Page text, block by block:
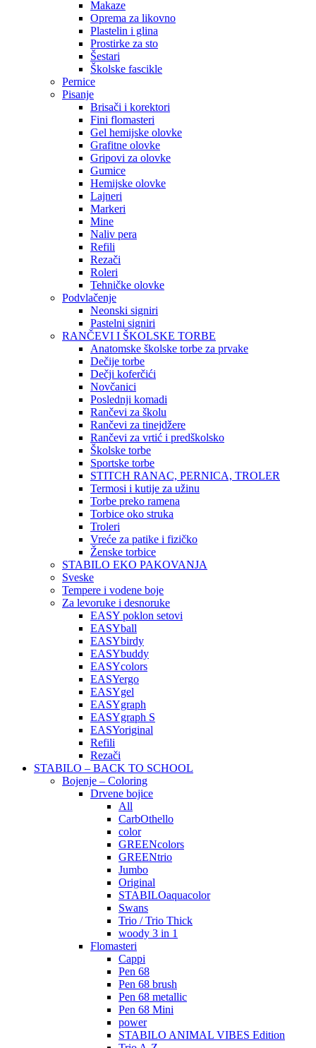
Makaze
Oprema za likovno
Plastelin i glina
Prostirke za sto
Šestari
Školske fascikle
Pernice
Pisanje
Brisači i korektori
Fini flomasteri
Gel hemijske olovke
Grafitne olovke
Gripovi za olovke
Gumice
Hemijske olovke
Lajneri
Markeri
Mine
Naliv pera
Refili
Rezači
Roleri
Tehničke olovke
Podvlačenje
Neonski signiri
Pastelni signiri
RANČEVI I ŠKOLSKE TORBE
Anatomske školske torbe za prvake
Dečije torbe
Dečji koferčići
Novčanici
Poslednji komadi
Rančevi za školu
Rančevi za tinejdžere
Rančevi za vrtić i predškolsko
Školske torbe
Sportske torbe
STITCH RANAC, PERNICA, TROLER
Termosi i kutije za užinu
Torbe preko ramena
Torbice oko struka
Troleri
Vreće za patike i fizičko
Ženske torbice
STABILO EKO PAKOVANJA
Sveske
Tempere i vodene boje
Za levoruke i desnoruke
EASY poklon setovi
EASYball
EASYbirdy
EASYbuddy
EASYcolors
EASYergo
EASYgel
EASYgraph
EASYgraph S
EASYoriginal
Refili
Rezači
STABILO – BACK TO SCHOOL
Bojenje – Coloring
Drvene bojice
All
CarbOthello
color
GREENcolors
GREENtrio
Jumbo
Original
STABILOaquacolor
Swans
Trio / Trio Thick
woody 3 in 1
Flomasteri
Cappi
Pen 68
Pen 68 brush
Pen 68 metallic
Pen 68 Mini
power
STABILO ANIMAL VIBES Edition